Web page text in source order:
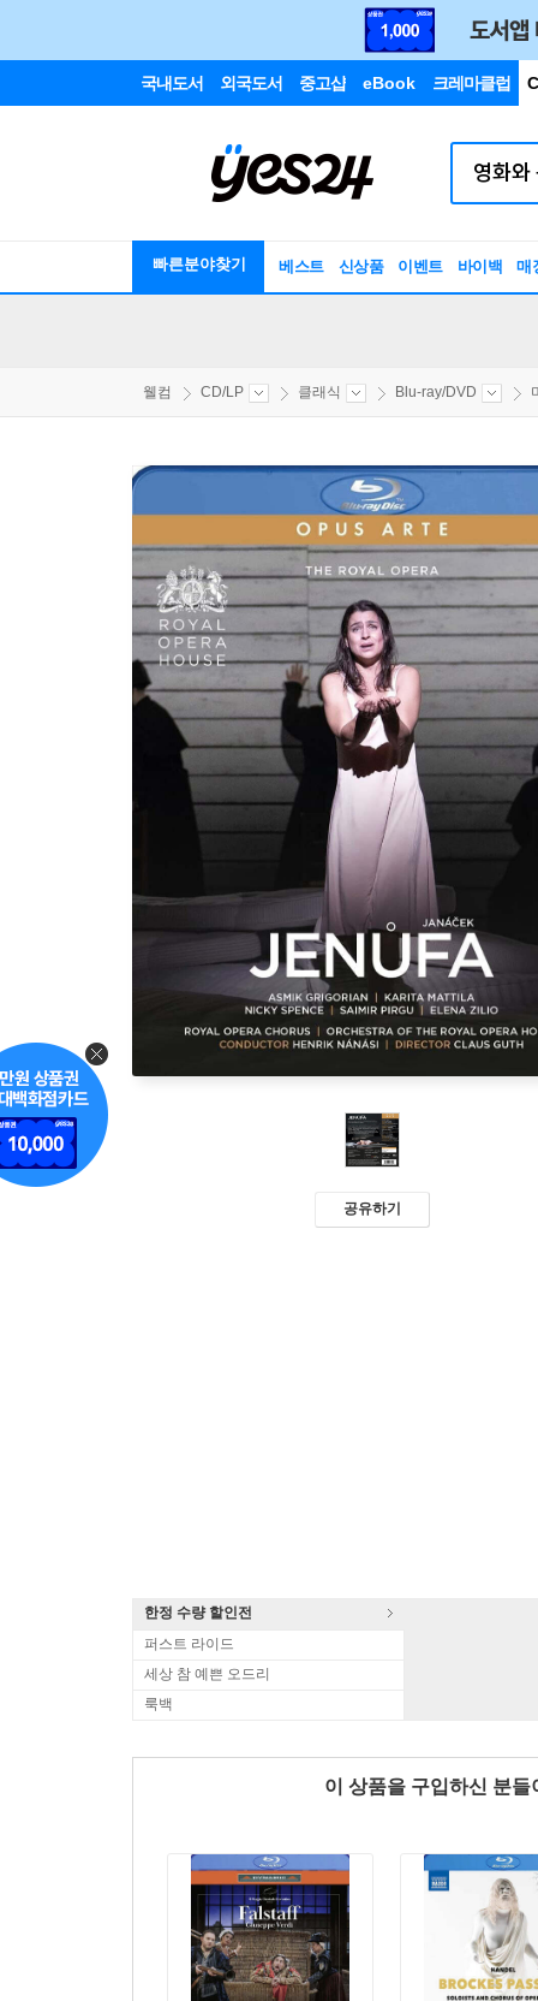
국내도서 외국도서 중고샵 eBook 크레마클럽
빠른분야찾기 베스트 신상품 이벤트 바이백 매
웰컴 CD/LP 클래식 Blu-ray/DVD
공유하기
한정 수량 할인전
퍼스트 라이드
세상 참 예쁜 오드리
룩백
이 상품을 구입하신 분